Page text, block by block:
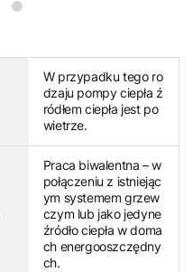
W przypadku tego ro
dzaju pompy ciepła ź
ródłem ciepła jest po
wietrze.
Praca biwalentna – w
połączeniu z istniejąc
ym systemem grzew
czym lub jako jedyne
źródło ciepła w doma
ch energooszczędny
ch.